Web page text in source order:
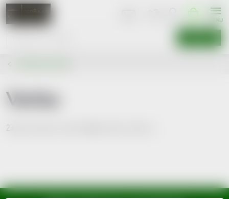
Přejít
obsah
NÁKUPNÍ
Verba
Žádné produkty značky